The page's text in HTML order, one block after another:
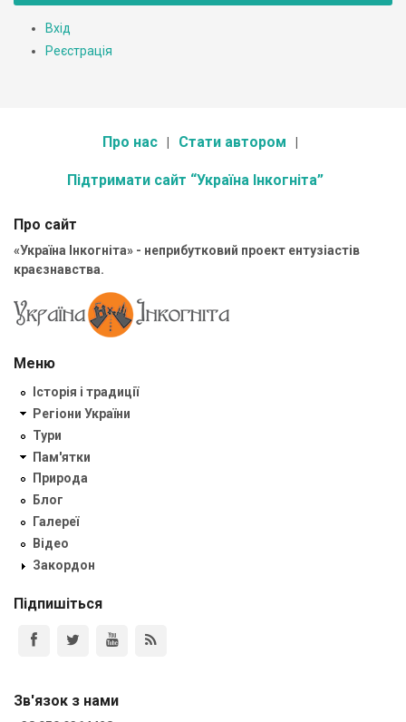
Вхід
Реєстрація
Про нас Стати автором
Підтримати сайт “Україна Інкогніта”
Про сайт
«Україна Інкогніта» - неприбутковий проект ентузіастів
краєзнавства.
Меню
Історія і традиції
Регіони України
Тури
Пам'ятки
Природа
Блог
Галереї
Відео
Закордон
Підпишіться
Зв'язок з нами